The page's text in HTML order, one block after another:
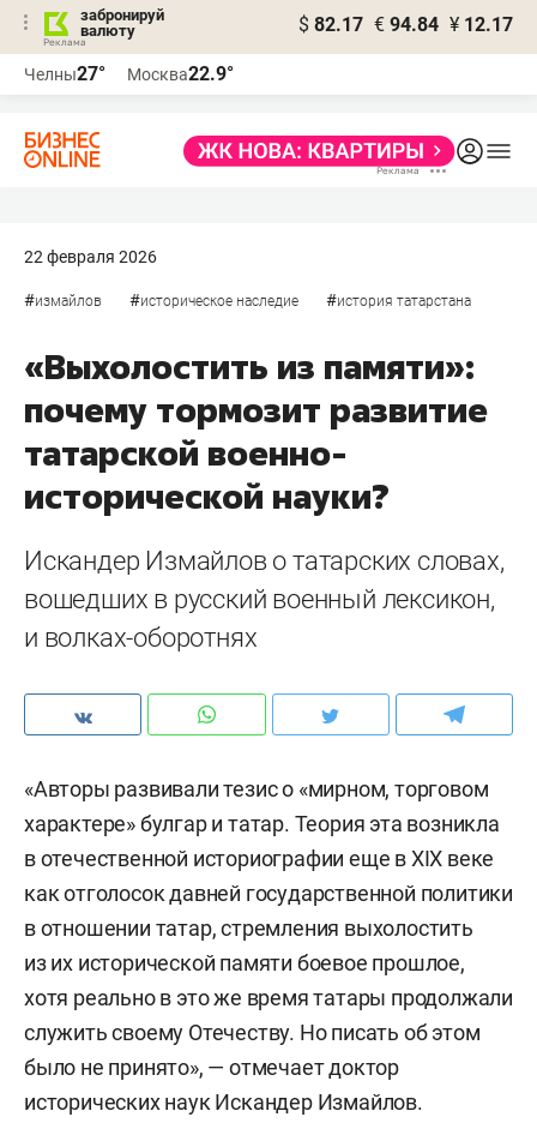
забронируй
валюту
$ 82.17 € 94.84 ¥ 12.17
Челны27° Москва22.9°
22 февраля 2026
#измайлов #историческое наследие #история татарстана
«Выхолостить из памяти»:
почему тормозит развитие
татарской военно-
исторической науки?
Искандер Измайлов о татарских словах,
вошедших в русский военный лексикон,
и волках-оборотнях
«Авторы развивали тезис о «мирном, торговом
характере» булгар и татар. Теория эта возникла
в отечественной историографии еще в XIX веке
как отголосок давней государственной политики
в отношении татар, стремления выхолостить
из их исторической памяти боевое прошлое,
хотя реально в это же время татары продолжали
служить своему Отечеству. Но писать об этом
было не принято», — отмечает доктор
исторических наук Искандер Измайлов.